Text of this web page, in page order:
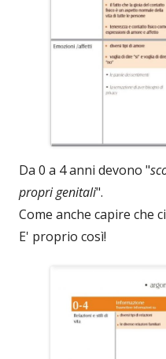
Da 0 a 4 anni devono "
propri genitali".
Come anche capire che
E' proprio così!